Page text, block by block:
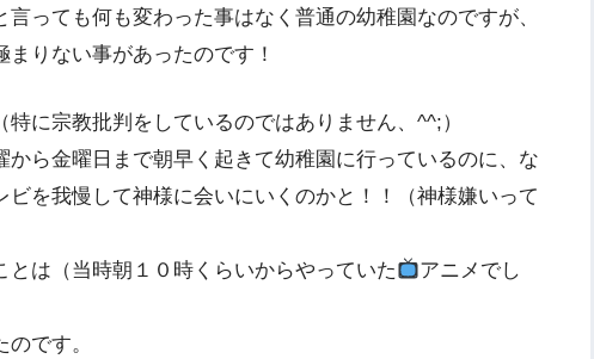
っても何も変わった事はなく普通の幼稚園なのですが、
りない事があったのです！
に宗教批判をしているのではありません、^^;）
から金曜日まで朝早く起きて幼稚園に行っているのに、な
を我慢して神様に会いにいくのかと！！（神様嫌いって
は（当時朝１０時くらいからやっていた
アニメでし
です。